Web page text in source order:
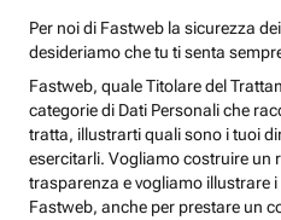
Per noi di Fastweb la sicurezza
desideriamo che tu ti senta
Fastweb, quale Titolare del
categorie di Dati Personali che
tratta, illustrarti quali sono i tuoi
esercitarli. Vogliamo costruire un
trasparenza e vogliamo illustrare
Fastweb, anche per prestare un